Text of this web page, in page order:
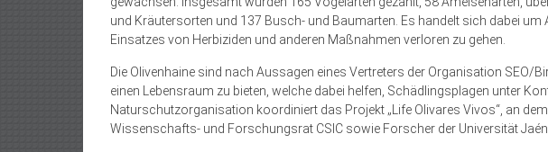
und Kräutersorten und 137 Busch- und Baumarten. Es handelt sich dabei um
Einsatzes von Herbiziden und anderen Maßnahmen verloren zu gehen.
Die Olivenhaine sind nach Aussagen eines Vertreters der Organisation SEO/
einen Lebensraum zu bieten, welche dabei helfen, Schädlingsplagen unter
Naturschutzorganisation koordiniert das Projekt „Life Olivares Vivos“, an
Wissenschafts- und Forschungsrat CSIC sowie Forscher der Universität Jaén